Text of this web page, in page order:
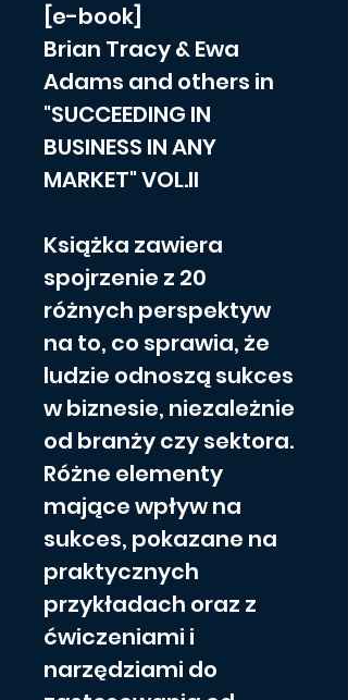
[e-book]
Brian Tracy & Ewa
Adams and others in
"SUCCEEDING IN
BUSINESS IN ANY
MARKET" VOL.II
Książka zawiera
spojrzenie z 20
różnych perspektyw
na to, co sprawia, że
ludzie odnoszą sukces
w biznesie, niezależnie
od branży czy sektora.
Różne elementy
mające wpływ na
sukces, pokazane na
praktycznych
przykładach oraz z
ćwiczeniami i
narzędziami do